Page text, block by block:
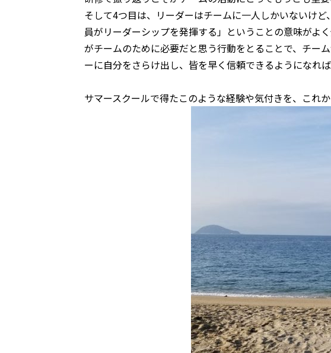
そして4つ目は、リーダーはチームに一人しかいないけ
員がリーダーシップを発揮する」ということの意味がよ
がチームのために必要だと思う行動をとることで、チー
ーに自分をさらけ出し、皆を早く信頼できるようになれ
サマースクールで得たこのような経験や気付きを、これ